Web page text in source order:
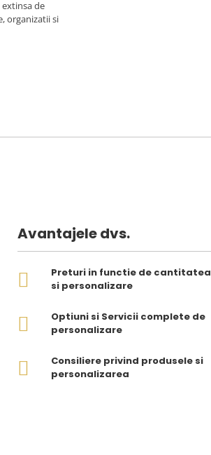
de
organizatii si
Avantajele dvs.
Preturi in functie de cantitatea
si personalizare
Optiuni si Servicii complete de
personalizare
Consiliere privind produsele si
personalizarea